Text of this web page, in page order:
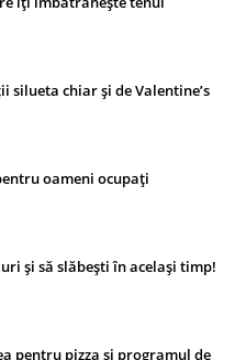
silueta chiar și de Valentine’s
oameni ocupați
și să slăbești în același timp!
pentru pizza și programul de